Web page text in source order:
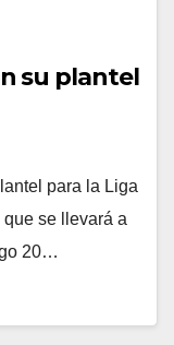
su plantel
para la Liga
se llevará a
20…